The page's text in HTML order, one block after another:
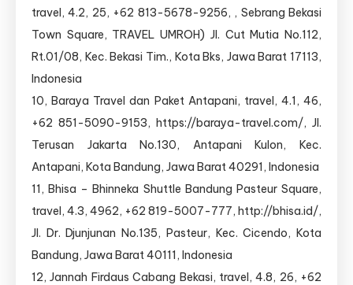
travel, 4.2, 25, +62 813-5678-9256, , Sebrang Bekasi
Town Square, TRAVEL UMROH) Jl. Cut Mutia No.112,
Rt.01/08, Kec. Bekasi Tim., Kota Bks, Jawa Barat 17113,
Indonesia
10, Baraya Travel dan Paket Antapani, travel, 4.1, 46,
+62 851-5090-9153, https://baraya-travel.com/, Jl.
Terusan Jakarta No.130, Antapani Kulon, Kec.
Antapani, Kota Bandung, Jawa Barat 40291, Indonesia
11, Bhisa – Bhinneka Shuttle Bandung Pasteur Square,
travel, 4.3, 4962, +62 819-5007-777, http://bhisa.id/,
Jl. Dr. Djunjunan No.135, Pasteur, Kec. Cicendo, Kota
Bandung, Jawa Barat 40111, Indonesia
12, Jannah Firdaus Cabang Bekasi, travel, 4.8, 26, +62